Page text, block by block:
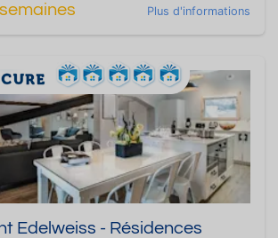
Plus d'informations
Edelweiss - Résidences